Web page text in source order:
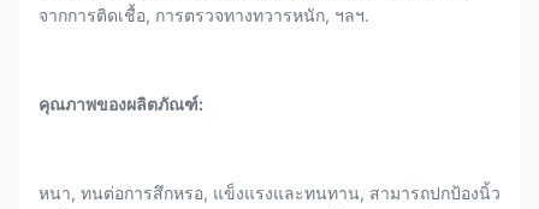
จากการติดเชื้อ, การตรวจทางทวารหนัก, ฯลฯ.
คุณภาพของผลิตภัณฑ์:
หนา, ทนต่อการสึกหรอ, แข็งแรงและทนทาน, สามารถปกป้องนิ้ว